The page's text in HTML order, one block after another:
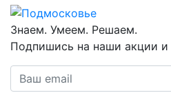
Знаем. Умеем. Решаем.
Подпишись на наши акции и